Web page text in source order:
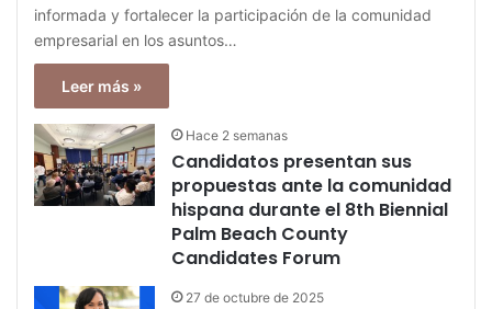
informada y fortalecer la participación de la comunidad
empresarial en los asuntos…
Leer más »
Hace 2 semanas
Candidatos presentan sus
propuestas ante la comunidad
hispana durante el 8th Biennial
Palm Beach County
Candidates Forum
27 de octubre de 2025